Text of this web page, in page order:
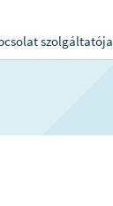
szolgáltatója